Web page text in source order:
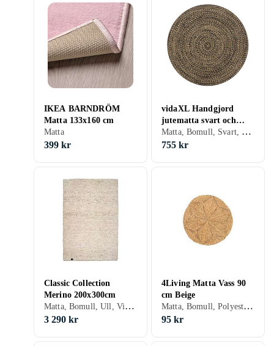
IKEA BARNDRÖM
Matta 133x160 cm
Matta
399 kr
vidaXL Handgjord
jutematta svart och
naturlig 150 cm
Matta, Bomull, Svart, Vit, Rund
755 kr
Classic Collection
Merino 200x300cm
Matta, Bomull, Ull, Vit, Grå, Grön, Beige, Rektangulär, Stora mattor
3 290 kr
4Living Matta Vass 90
cm Beige
Matta, Bomull, Polyester, Svart, Vit, Silver, Grå, Turkos, Blå, Gul, Guld, Grön, Beige, Rosa, Lila, Små mattor
95 kr